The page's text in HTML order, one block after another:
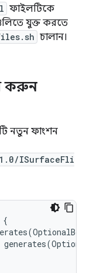
ফাইলটিকে
যুক্ত করতে
চালান।
করুন
নতুন ফাংশন
ISurfaceFli
{